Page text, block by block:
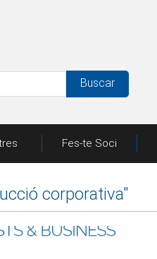
Buscar
Fes-te Soci
corporativa"